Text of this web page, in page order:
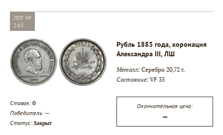
ЛОТ №
245
Рубль 1883 года, коронация
Александра III, ЛШ
Металл: Серебро 20,72 г.
Состояние: VF 35
Ставок:0
Победитель: —
Статус:Закрыт
Окончательная цена:
—